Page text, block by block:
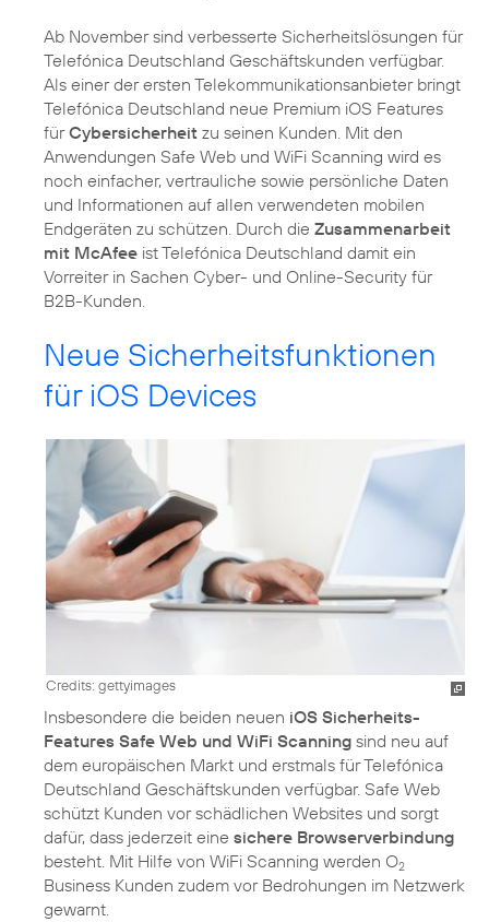
Ab November sind verbesserte Sicherheitslösungen für
Telefónica Deutschland Geschäftskunden verfügbar.
Als einer der ersten Telekommunikationsanbieter bringt
Telefónica Deutschland neue Premium iOS Features
fürCybersicherheit zu seinen Kunden. Mit den
Anwendungen Safe Web und WiFi Scanning wird es
noch einfacher, vertrauliche sowie persönliche Daten
und Informationen auf allen verwendeten mobilen
Endgeräten zu schützen. Durch die Zusammenarbeit
mit McAfee ist Telefónica Deutschland damit ein
Vorreiter in Sachen Cyber- und Online-Security für
B2B-Kunden.
Neue Sicherheitsfunktionen
für iOS Devices
Credits: gettyimages
Insbesondere die beiden neuen iOS Sicherheits-
Features Safe Web und WiFi Scanning sind neu auf
dem europäischen Markt und erstmals für Telefónica
Deutschland Geschäftskunden verfügbar. Safe Web
schützt Kunden vor schädlichen Websites und sorgt
dafür, dass jederzeit eine sichere Browserverbindung
besteht. Mit Hilfe von WiFi Scanning werden O2
Business Kunden zudem vor Bedrohungen im Netzwerk
gewarnt.